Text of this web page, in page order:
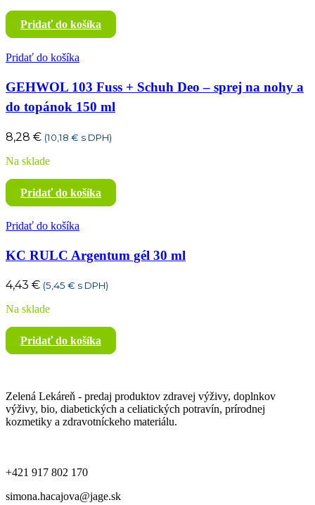
Pridať do košíka
Pridať do košíka
GEHWOL 103 Fuss + Schuh Deo – sprej na nohy a
do topánok 150 ml
8,28 € (10,18 € s DPH)
Na sklade
Pridať do košíka
Pridať do košíka
KC RULC Argentum gél 30 ml
4,43 € (5,45 € s DPH)
Na sklade
Pridať do košíka
Zelená Lekáreň - predaj produktov zdravej výživy, doplnkov
výživy, bio, diabetických a celiatických potravín, prírodnej
kozmetiky a zdravotníckeho materiálu.
+421 917 802 170
simona.hacajova@jage.sk